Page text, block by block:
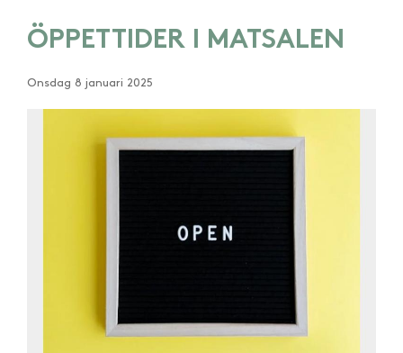
ÖPPETTIDER I MATSALEN
Onsdag 8 januari 2025